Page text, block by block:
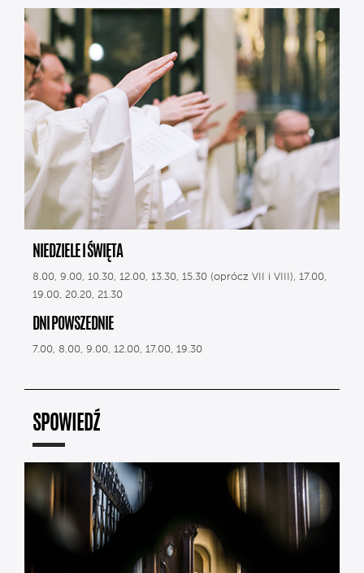
NIEDZIELE I ŚWIĘTA
8.00, 9.00, 10.30, 12.00, 13.30, 15.30 (oprócz VII i VIII), 17.00,
19.00, 20.20, 21.30
DNI POWSZEDNIE
7.00, 8.00, 9.00, 12.00, 17.00, 19.30
SPOWIEDŹ